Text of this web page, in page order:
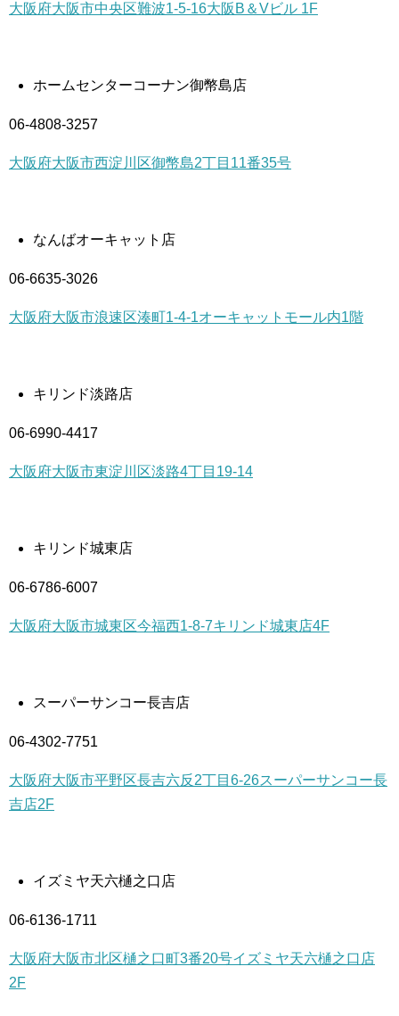
大阪府大阪市中央区難波1-5-16大阪B＆Vビル 1F
ホームセンターコーナン御幣島店
06-4808-3257
大阪府大阪市西淀川区御幣島2丁目11番35号
なんばオーキャット店
06-6635-3026
大阪府大阪市浪速区湊町1-4-1オーキャットモール内1階
キリンド淡路店
06-6990-4417
大阪府大阪市東淀川区淡路4丁目19-14
キリンド城東店
06-6786-6007
大阪府大阪市城東区今福西1-8-7キリンド城東店4F
スーパーサンコー長吉店
06-4302-7751
大阪府大阪市平野区長吉六反2丁目6-26スーパーサンコー長
吉店2F
イズミヤ天六樋之口店
06-6136-1711
大阪府大阪市北区樋之口町3番20号イズミヤ天六樋之口店
2F